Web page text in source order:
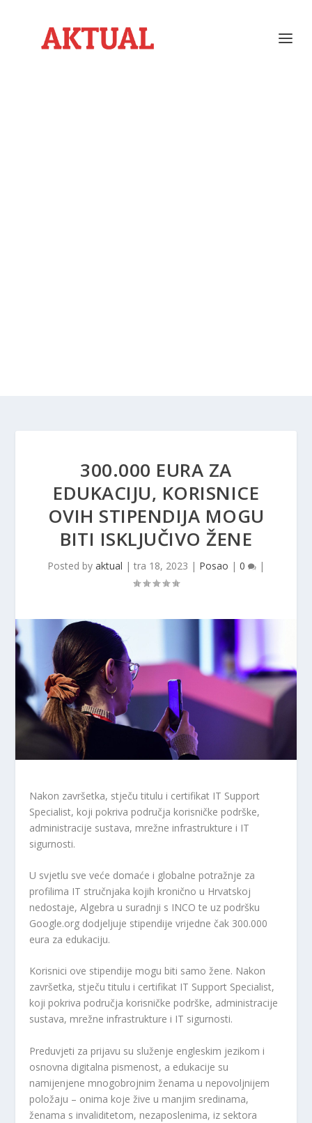
300.000 EURA ZA
EDUKACIJU, KORISNICE
OVIH STIPENDIJA MOGU
BITI ISKLJUČIVO ŽENE
Posted by aktual | tra 18, 2023 | Posao | 0 |
Nakon završetka, stječu titulu i certifikat IT Support
Specialist, koji pokriva područja korisničke podrške,
administracije sustava, mrežne infrastrukture i IT
sigurnosti.
U svjetlu sve veće domaće i globalne potražnje za
profilima IT stručnjaka kojih kronično u Hrvatskoj
nedostaje, Algebra u suradnji s INCO te uz podršku
Google.org dodjeljuje stipendije vrijedne čak 300.000
eura za edukaciju.
Korisnici ove stipendije mogu biti samo žene. Nakon
završetka, stječu titulu i certifikat IT Support Specialist,
koji pokriva područja korisničke podrške, administracije
sustava, mrežne infrastrukture i IT sigurnosti.
Preduvjeti za prijavu su služenje engleskim jezikom i
osnovna digitalna pismenost, a edukacije su
namijenjene mnogobrojnim ženama u nepovoljnijem
položaju – onima koje žive u manjim sredinama,
ženama s invaliditetom, nezaposlenima, iz sektora